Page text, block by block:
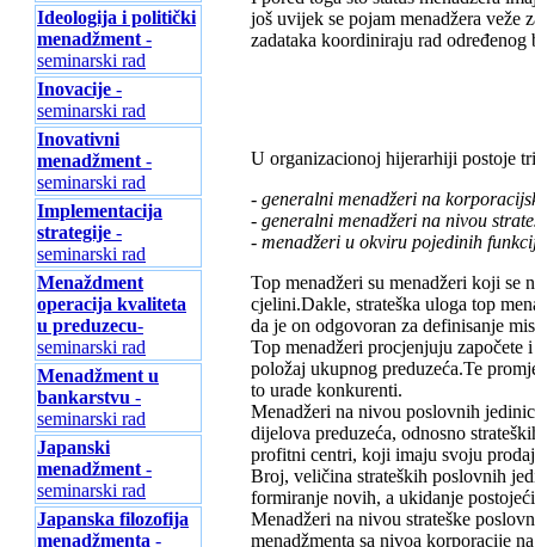
Ideologija i politički
menadžment -
seminarski rad
Inovacije -
seminarski rad
Inovativni
menadžment -
seminarski rad
Implementacija
strategije -
seminarski rad
Menaždment
operacija kvaliteta
u preduzecu-
seminarski rad
Menadžment u
bankarstvu -
seminarski rad
Japanski
menadžment -
seminarski rad
Japanska filozofija
menadžmenta -
još uvijek se pojam menadžera veže
zadataka koordiniraju rad određenog
U organizacionoj hijerarhiji postoje
- generalni menadžeri na
- generalni menadžeri na nivou
- menadžeri u okviru pojedinih
Top menadžeri su menadžeri koji se
cjelini.Dakle, strateška uloga top
da je on odgovoran za definisanje
Top menadžeri procjenjuju započete
položaj ukupnog preduzeća.Te
to urade konkurenti.
Menadžeri na nivou poslovnih
dijelova preduzeća, odnosno
profitni centri, koji imaju svoju
Broj, veličina strateških poslovnih
formiranje novih, a ukidanje
Menadžeri na nivou strateške
menadžmenta sa nivoa korporacije